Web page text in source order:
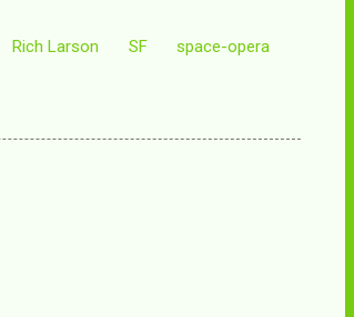
Rich Larson SF space-opera